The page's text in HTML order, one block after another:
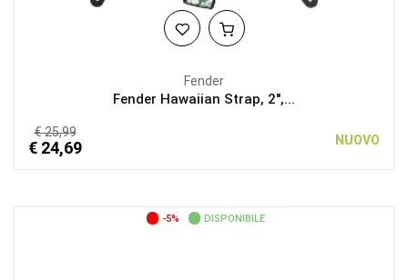
Fender
Fender Hawaiian Strap, 2",...
€ 25,99
€ 24,69 NUOVO
-5% DISPONIBILE